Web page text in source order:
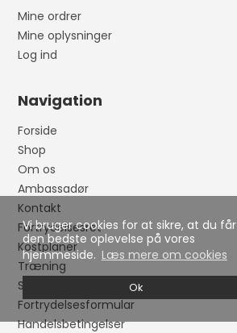
Vi bruger cookies for at sikre, at du får
den bedste oplevelse på vores
hjemmeside. Læs mere om cookies
Ok
Mine ordrer
Mine oplysninger
Log ind
Navigation
Forside
Shop
Om os
Ambassadør
Kontakt
Fortrydelsesret
Kostplaner
Træning
Skader og forebyggelse
Fortrydelsesformular
Handelsbetingelser